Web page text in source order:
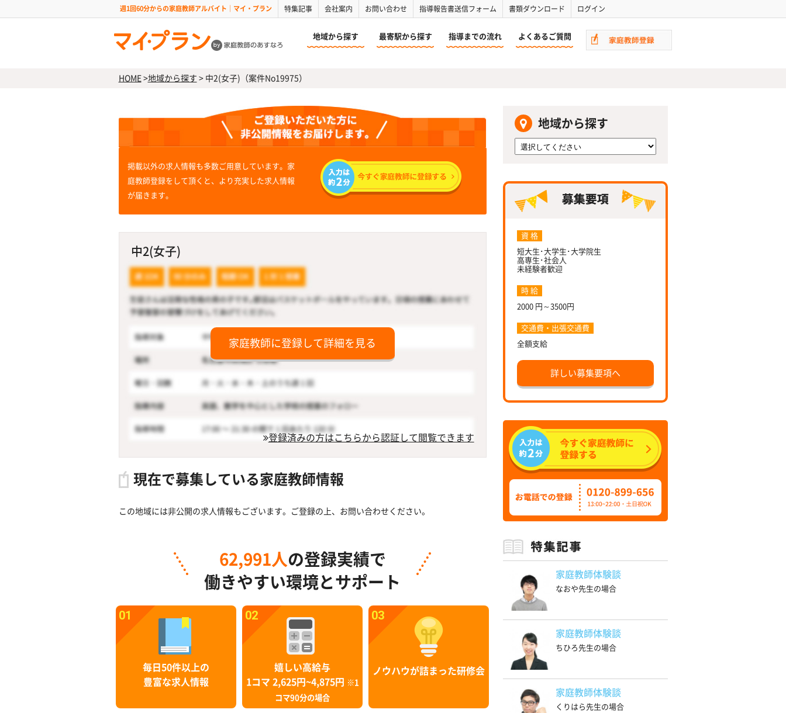
週1回60分からの家庭教師アルバイト｜マイ・プラン 特集記事 会社案内 お問い合わせ 指導報告書送信フォーム 書類ダウンロード ログイン
地域から探す 最寄駅から探す 指導までの流れ よくあるご質問
HOME>地域から探す >中2(女子)（案件No19975）
掲載以外の求人情報も多数ご用意しています。家
庭教師登録をして頂くと、より充実した求人情報
が届きます。
中2(女子)
家庭教師に登録して詳細を見る
登録済みの方はこちらから認証して閲覧できます
現在で募集している家庭教師情報
この地域には非公開の求人情報もございます。ご登録の上、お問い合わせください。
62,991人 の登録実績で
働きやすい環境とサポート
01
毎日50件以上の
豊富な求人情報
02
嬉しい高給与
1コマ 2,625円~4,875円
※1
コマ90分の場合
03
ノウハウが詰まった研修会
地域から探す
資 格
短大生･大学生･大学院生
高専生･社会人
未経験者歓迎
時 給
2000 円～3500円
交通費・出張交通費
全額支給
詳しい募集要項へ
家庭教師体験談
なおや先生の場合
家庭教師体験談
ちひろ先生の場合
家庭教師体験談
くりはら先生の場合